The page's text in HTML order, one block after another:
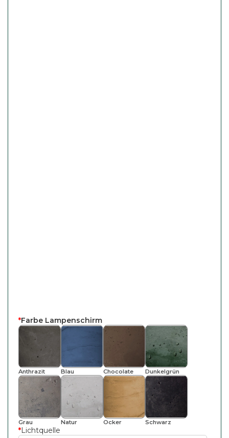
*Farbe Lampenschirm
Anthrazit Blau Chocolate Dunkelgrün
Grau Natur Ocker Schwarz
*Lichtquelle